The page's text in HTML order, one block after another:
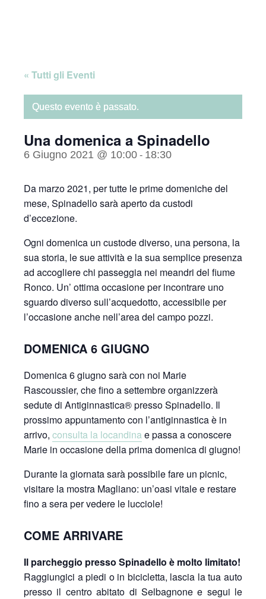
« Tutti gli Eventi
Questo evento è passato.
Una domenica a Spinadello
6 Giugno 2021 @ 10:00 - 18:30
Da marzo 2021, per tutte le prime domeniche del
mese, Spinadello sarà aperto da custodi
d’eccezione.
Ogni domenica un custode diverso, una persona, la
sua storia, le sue attività e la sua semplice presenza
ad accogliere chi passeggia nei meandri del fiume
Ronco. Un’ ottima occasione per incontrare uno
sguardo diverso sull’acquedotto, accessibile per
l’occasione anche nell’area del campo pozzi.
DOMENICA 6 GIUGNO
Domenica 6 giugno sarà con noi Marie
Rascoussier, che fino a settembre organizzerà
sedute di Antiginnastica® presso Spinadello. Il
prossimo appuntamento con l’antiginnastica è in
arrivo, consulta la locandinae passa a conoscere
Marie in occasione della prima domenica di giugno!
Durante la giornata sarà possibile fare un picnic,
visitare la mostra Magliano: un’oasi vitale e restare
fino a sera per vedere le lucciole!
COME ARRIVARE
Il parcheggio presso Spinadello è molto limitato!
Raggiungici a piedi o in bicicletta, lascia la tua auto
presso il centro abitato di Selbagnone e segui le